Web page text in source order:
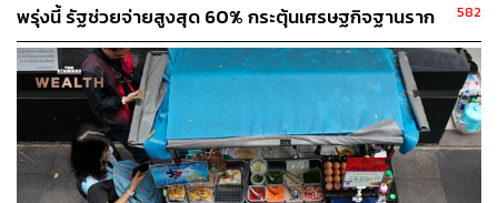
เมื่อถามถึงภาพรวมการแข่งขันของธุรกิจสั่งอาหารผ่าน
แอปฯ ภิญญาให้ข้อมูลกับ THE STANDARD ว่า การทำราคา
ค่าส่งอาหารที่ 10 บาทในวันนี้น่าจะสะท้อนให้เห็นได้เป็น
อย่างดีว่าการแข่งขันในอุตสาหกรรมนี้ดุเดือดแค่ไหน ซึ่งถือ
เป็นกลยุทธ์ที่ผู้ให้บริการต้องช่วยกันบิลด์ตลาดเพื่อให้ผู้ใช้งาน
หันมาใช้บริการกันเป็นจำนวนมาก
พรุ่งนี้ รัฐช่วยจ่ายสูงสุด 60% กระตุ้นเศรษฐกิจฐานราก
ทั่วประเทศ
582